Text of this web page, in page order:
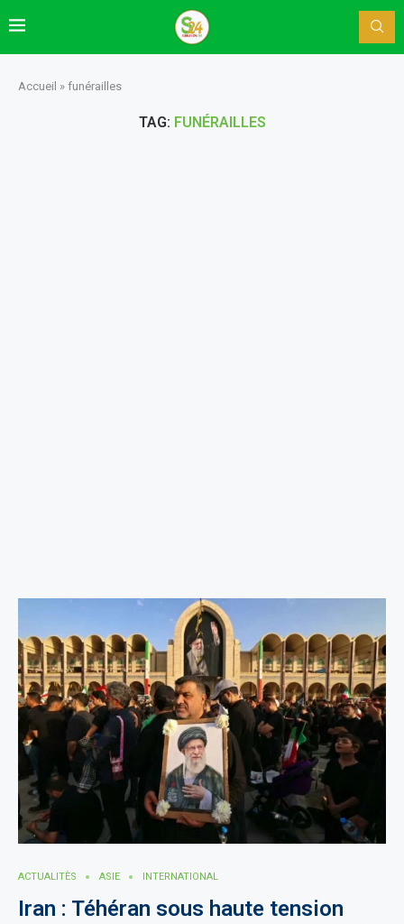
Accueil » funérailles
TAG: FUNÉRAILLES
ACTUALITÈS ASIE INTERNATIONAL
Iran : Téhéran sous haute tension